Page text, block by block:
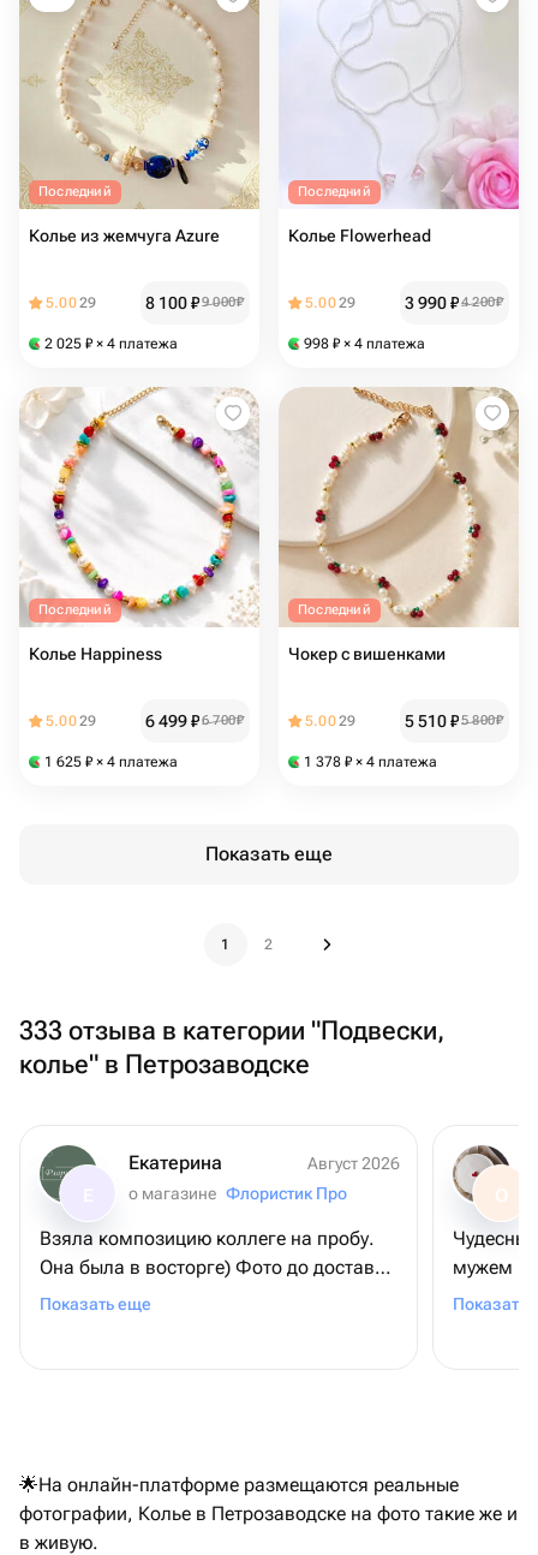
Последний
Колье из жемчуга Azure
5.0029 8 100₽9 000₽
2 025 ₽ × 4 платежа
Последний
Колье Flowerhead
5.0029 3 990₽4 200₽
998 ₽ × 4 платежа
Последний
Колье Happiness
5.0029 6 499₽6 700₽
1 625 ₽ × 4 платежа
Последний
Чокер с вишенками
5.0029 5 510₽5 800₽
1 378 ₽ × 4 платежа
Показать еще
1 2
333 отзыва в категории "Подвески,
колье" в Петрозаводске
Екатерина
Август 2026
о магазине Флористик Про
Взяла композицию коллеге на пробу.
Она была в восторге) Фото до доставки
соответствует реальности. Доставка
Показать еще
О
мужем
здесь
Показать
🌟На онлайн-платформе размещаются реальные
фотографии, Колье в Петрозаводске на фото такие же и
в живую.